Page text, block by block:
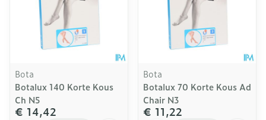
Bota
Botalux 140 Korte Kous
Ch N5
€ 14,42
Bota
Botalux 70 Korte Kous Ad
Chair N3
€ 11,22